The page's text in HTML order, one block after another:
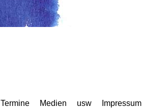
Termine Medien usw Impressum